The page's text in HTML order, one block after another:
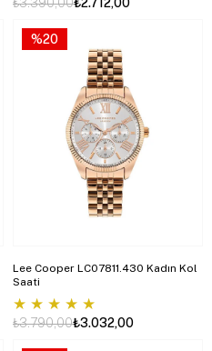
Lee Cooper LC07811.430 Kadın Kol
Saati
★ ★ ★ ★ ★
₺3.032,00
₺3.790,00
%20